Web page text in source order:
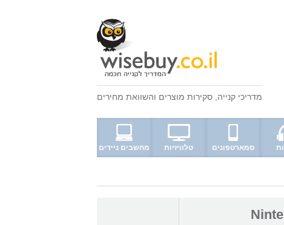
מדריכי קנייה סקירות מוצרים והשוואת מחירים
סמארטפונים טלוויזיות מחשבים ניידים